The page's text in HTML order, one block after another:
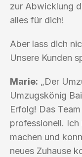
zur Abwicklung
alles für dich!
Aber lass dich
Unsere Kunden
Marie: „Der
Umzugskönig
Erfolg! Das
professionell. Ich
machen und
neues Zuhause